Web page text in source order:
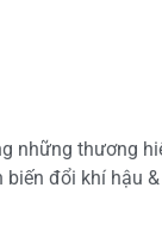
những thương
biến đổi khí hậu